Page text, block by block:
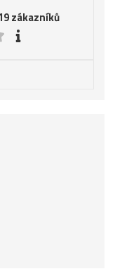
zákazníků